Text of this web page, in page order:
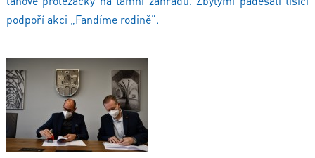
podpoří akci „Fandíme rodině“.